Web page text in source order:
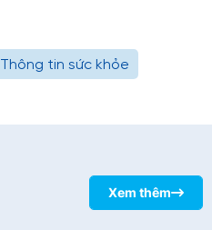
Thông tin sức khỏe
Xem thêm